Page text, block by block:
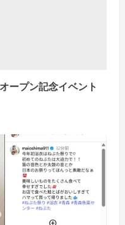
オープン記念イベント